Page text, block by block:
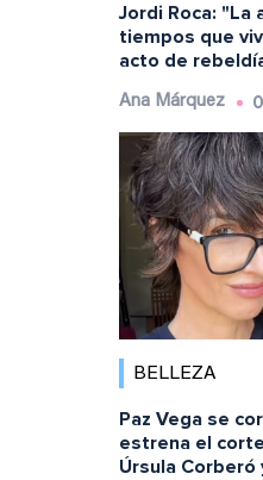
Jordi Roca: "La
tiempos que
acto de
Ana Márquez
BELLEZA
Paz Vega se
estrena el
Úrsula Corberó